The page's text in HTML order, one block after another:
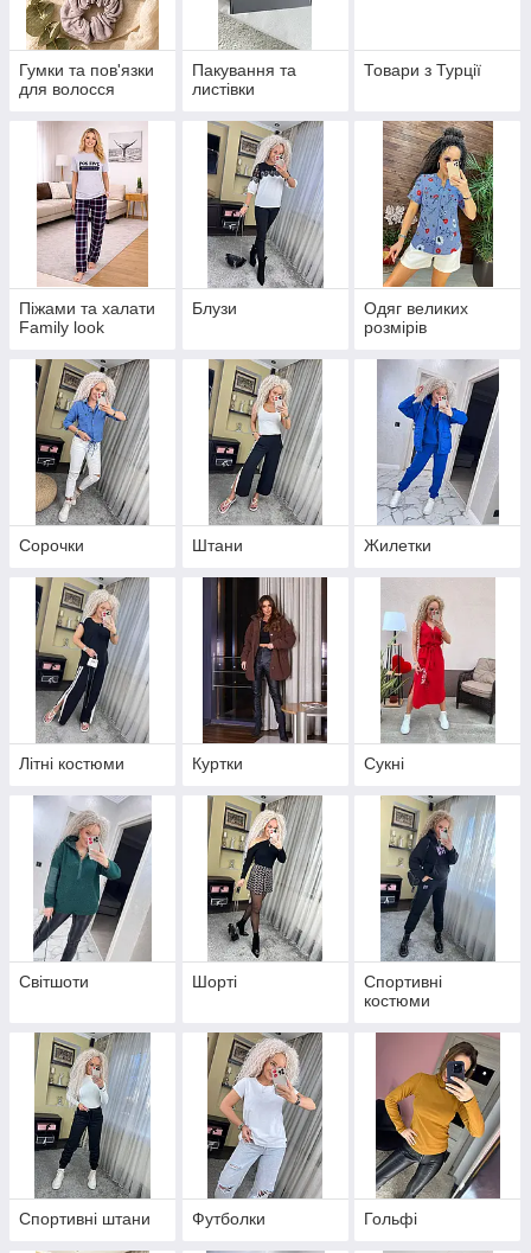
Гумки та пов'язки
для волосся
Пакування та
листівки
Товари з Турції
Піжами та халати
Family look
Блузи
Одяг великих
розмірів
Сорочки Штани Жилетки
Літні костюми Куртки Сукні
Світшоти Шорті
Спортивні
костюми
Спортивні штани Футболки Гольфі